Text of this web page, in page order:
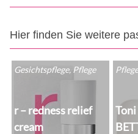
Hier finden Sie weitere
Gesichtspflege, Pflege
r – redness relief
cream
Toni